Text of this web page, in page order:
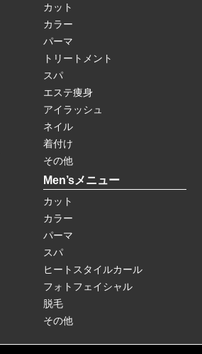
カット
カラー
パーマ
トリートメント
スパ
エステ痩身
アイラッシュ
ネイル
着付け
その他
Men’sメニュー
カット
カラー
パーマ
スパ
ヒートスタイルカール
フォトフェイシャル
脱毛
その他